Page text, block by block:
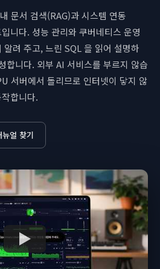
문서 검색(RAG)과 시스템 연동
니다. 성능 관리와 쿠버네티스 운영
려 주고, 느린 SQL 을 읽어 설명하
합니다. 외부 AI 서비스를 부르지 않습
서버에서 돌리므로 인터넷이 닿지 않
합니다.
얼 찾기